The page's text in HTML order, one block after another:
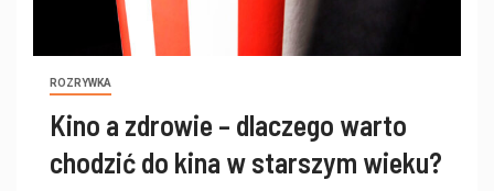
ROZRYWKA
Kino a zdrowie – dlaczego warto
chodzić do kina w starszym wieku?